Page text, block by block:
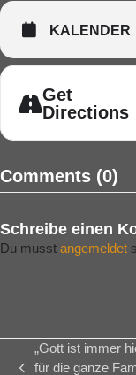
KALENDER
Get
Directions
Comments (0)
Schreibe einen
Du musst angemeldet
„Gott ist immer
für die ganze